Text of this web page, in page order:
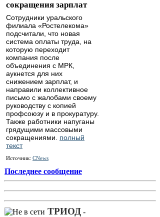
сокращения зарплат
Сотрудники уральского
филиала «Ростелекома»
подсчитали, что новая
система оплаты труда, на
которую переходит
компания после
объединения с МРК,
аукнется для них
снижением зарплат, и
направили коллективное
письмо с жалобами своему
руководству с копией
профсоюзу и в прокуратуру.
Также работники напуганы
грядущими массовыми
сокращениями. полный
текст
Источник: CNews
Последнее сообщение
ТРИОД -